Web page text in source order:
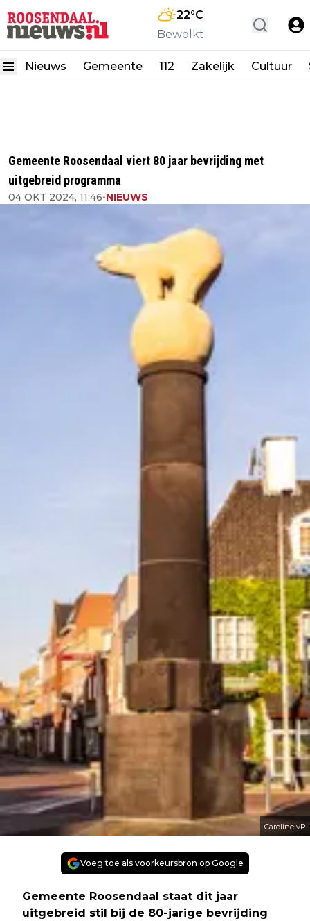
22°C
Bewolkt
Nieuws Gemeente 112 Zakelijk Cultuur
Gemeente Roosendaal viert 80 jaar bevrijding met
uitgebreid programma
04 OKT 2024, 11:46•NIEUWS
Caroline vP
Voeg toe als voorkeursbron op Google
Gemeente Roosendaal staat dit jaar
uitgebreid stil bij de 80-jarige bevrijding